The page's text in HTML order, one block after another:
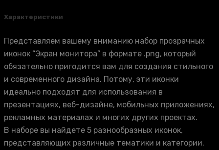
Характеристики
Представляем вашему вниманию набор прозрачных
иконок “Экран монитора” в формате .png, который
обязательно пригодится вам для создания стильного
и современного дизайна. Потому, эти иконки
идеально подходят для использования в
презентациях, веб-дизайне, мобильных приложениях,
рекламных материалах и многих других проектах.
В наборе вы найдете 5 разнообразных иконок,
представляющих различные тематики и категории.